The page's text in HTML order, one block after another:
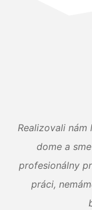
Realizovali
dome a
profesionálny
práci,